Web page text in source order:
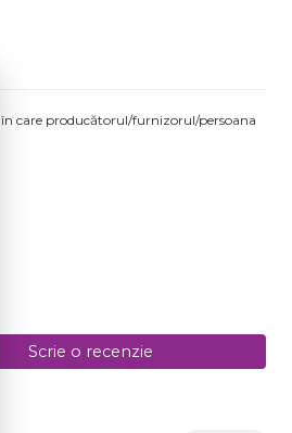
care producătorul/furnizorul/persoana
Scrie o recenzie